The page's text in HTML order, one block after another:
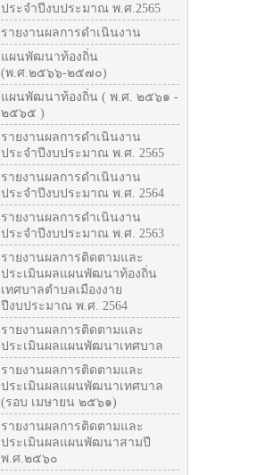
ประจำปีงบประมาณ พ.ศ.2565
รายงานผลการดำเนินงาน
แผนพัฒนาท้องถิ่น
(พ.ศ.๒๕๖๖-๒๕๗๐)
แผนพัฒนาท้องถิ่น ( พ.ศ. ๒๕๖๑ -
๒๕๖๕ )
รายงานผลการดำเนินงาน
ประจำปีงบประมาณ พ.ศ. 2565
รายงานผลการดำเนินงาน
ประจำปีงบประมาณ พ.ศ. 2564
รายงานผลการดำเนินงาน
ประจำปีงบประมาณ พ.ศ. 2563
รายงานผลการติดตามและ
ประเมินผลแผนพัฒนาท้องถิ่น
เทศบาลตำบลเมืองงาย
ปีงบประมาณ พ.ศ. 2564
รายงานผลการติดตามและ
ประเมินผลแผนพัฒนาเทศบาล
รายงานผลการติดตามและ
ประเมินผลแผนพัฒนาเทศบาล
(รอบ เมษายน ๒๕๖๑)
รายงานผลการติดตามและ
ประเมินผลแผนพัฒนาสามปี
พ.ศ.๒๕๖๐